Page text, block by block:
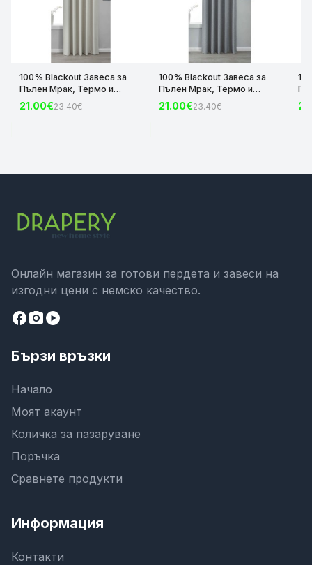
100% Blackout Завеса за
Пълен Мрак, Термо и
Шумоизолираща с коланче
цвят Крем, 175х140 и
21.00€23.40€
100% Blackout Завеса за
Пълен Мрак, Термо и
Шумоизолираща с коланче
цвят Сив, 175х140 и
21.00€23.40€
Онлайн магазин за готови пердета и завеси на
изгодни цени с немско качество.
facebookcamera_altplay_circle
Бързи връзки
Начало
Моят акаунт
Количка за пазаруване
Поръчка
Сравнете продукти
Информация
Контакти